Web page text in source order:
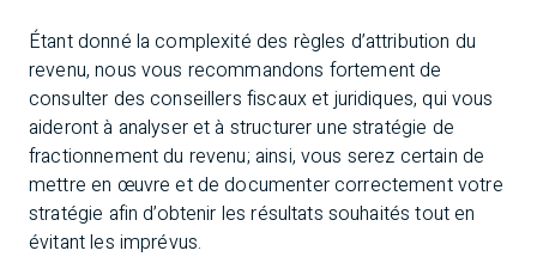
Étant donné la complexité des règles d’attribution du
revenu, nous vous recommandons fortement de
consulter des conseillers fiscaux et juridiques, qui vous
aideront à analyser et à structurer une stratégie de
fractionnement du revenu; ainsi, vous serez certain de
mettre en œuvre et de documenter correctement votre
stratégie afin d’obtenir les résultats souhaités tout en
évitant les imprévus.